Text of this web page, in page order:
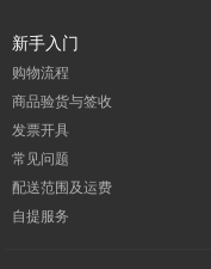
新手入门
购物流程
商品验货与签收
发票开具
常见问题
配送范围及运费
自提服务